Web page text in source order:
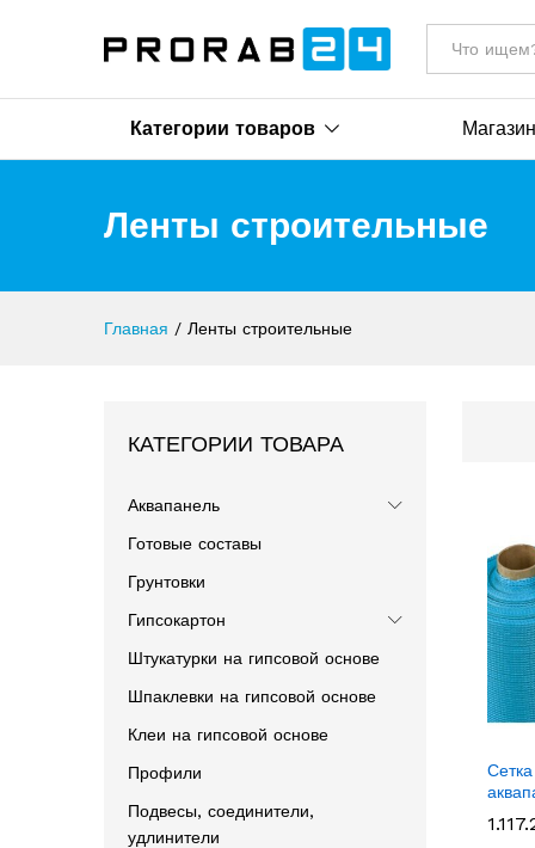
Категории товаров Магазин
Ленты строительные
Главная / Ленты строительные
КАТЕГОРИИ ТОВАРА
Аквапанель
Готовые составы
Грунтовки
Гипсокартон
Штукатурки на гипсовой основе
Шпаклевки на гипсовой основе
Клеи на гипсовой основе
Профили
Подвесы, соединители,
удлинители